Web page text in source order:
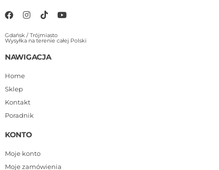
Gdańsk / Trójmiasto
Wysyłka na terenie całej Polski
NAWIGACJA
Home
Sklep
Kontakt
Poradnik
KONTO
Moje konto
Moje zamówienia